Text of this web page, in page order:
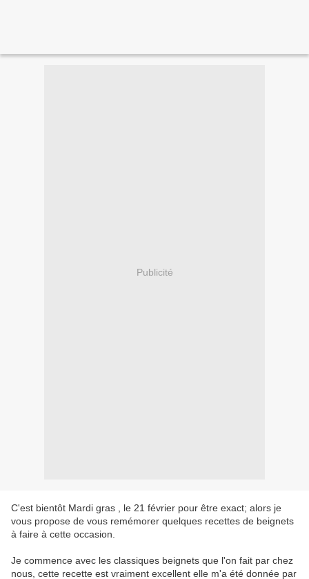
Publicité
C'est bientôt Mardi gras , le 21 février pour être exact; alors je
vous propose de vous remémorer quelques recettes de beignets
à faire à cette occasion.
Je commence avec les classiques beignets que l'on fait par chez
nous, cette recette est vraiment excellent elle m'a été donnée par